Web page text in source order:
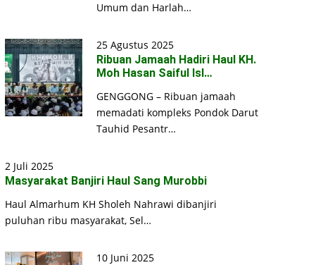
Umum dan Harlah…
25 Agustus 2025
Ribuan Jamaah Hadiri Haul KH.
Moh Hasan Saiful Isl…
GENGGONG – Ribuan jamaah
memadati kompleks Pondok Darut
Tauhid Pesantr…
2 Juli 2025
Masyarakat Banjiri Haul Sang Murobbi
Haul Almarhum KH Sholeh Nahrawi dibanjiri
puluhan ribu masyarakat, Sel…
10 Juni 2025